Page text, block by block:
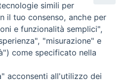
Molfetta (BA)
simili per
il tuo consenso, anche per
e funzionalità semplici",
"misurazione" e
come specificato nella
acconsenti all'utilizzo dei